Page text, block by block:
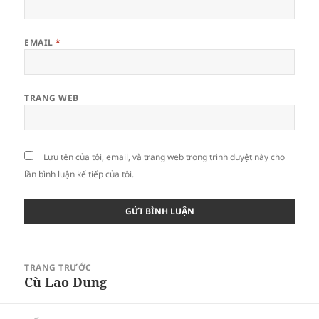
EMAIL*
TRANG WEB
Lưu tên của tôi, email, và trang web trong trình duyệt này cho
lần bình luận kế tiếp của tôi.
hướngTRANG TRƯỚC
Bài
Cù Lao Dung